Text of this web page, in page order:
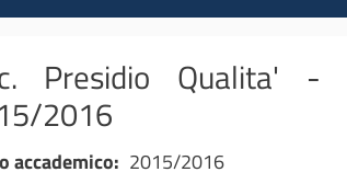
Presidio Qualita' -
2016
accademico 2015/2016